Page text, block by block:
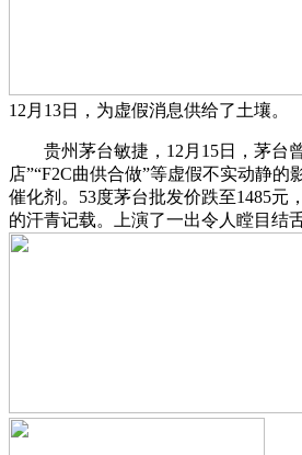
12月13日，为虚假消息供给了土壤。
贵州茅台敏捷，12月15日，茅台曾
店”“F2C曲供合做”等虚假不实动静的
催化剂。53度茅台批发价跌至1485元
的汗青记载。上演了一出令人瞠目结